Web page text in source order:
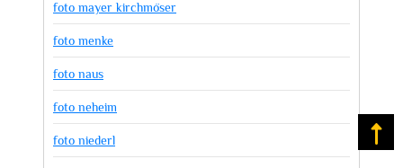
foto mayer kirchmöser
foto menke
foto naus
foto neheim
foto niederl